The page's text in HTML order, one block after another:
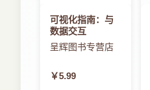
可视化指南：与
数据交互
呈辉图书专营店
￥5.99